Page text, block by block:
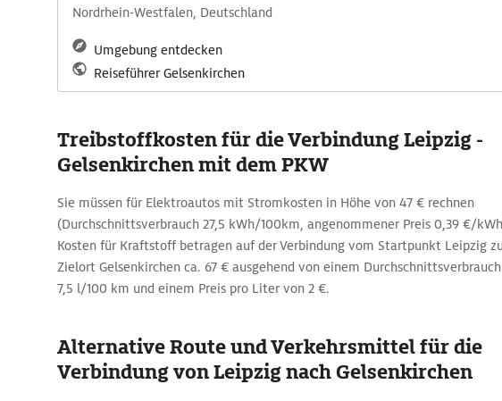
Nordrhein-Westfalen, Deutschland
Umgebung entdecken
Reiseführer Gelsenkirchen
Treibstoffkosten für die Verbindung Leipzig -
Gelsenkirchen mit dem PKW
Sie müssen für Elektroautos mit Stromkosten in Höhe von 47 € rechnen
(Durchschnittsverbrauch 27,5 kWh/100km, angenommener Preis 0,39 €/
Kosten für Kraftstoff betragen auf der Verbindung vom Startpunkt Leipzig
Zielort Gelsenkirchen ca. 67 € ausgehend von einem
7,5 l/100 km und einem Preis pro Liter von 2 €.
Alternative Route und Verkehrsmittel für die
Verbindung von Leipzig nach Gelsenkirchen